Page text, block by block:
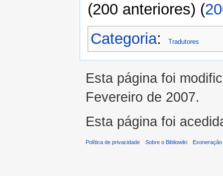
(200 anteriores) (
Categoria: Tradutores
Esta página foi
Fevereiro de 2007.
Esta página foi
Política de privacidade Sobre o Bibliowiki